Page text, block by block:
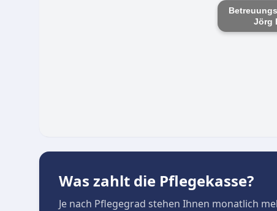
Jörg
Was zahlt die Pflegekasse?
Je nach Pflegegrad stehen Ihnen monatlich